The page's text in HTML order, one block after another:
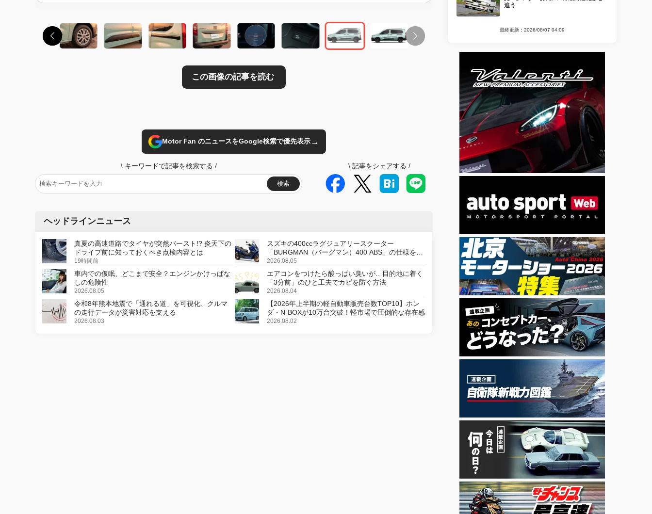
Motor Fan のニュースをGoogle検索で優先表示→
\ キーワードで記事を検索する /
検索
\ 記事をシェアする /
ヘッドラインニュース
真夏の高速道路でタイヤが突然バースト!? 炎天下の
ドライブ前に知っておくべき点検内容とは
19時間前
スズキの400ccラグジュアリースクーター
「BURGMAN（バーグマン）400 ABS」の仕様を変
更し、8月18日に発売
2026.08.05
車内での仮眠、どこまで安全？エンジンかけっぱな
しの危険性
2026.08.05
エアコンをつけたら酸っぱい臭いが…目的地に着く
「3分前」のひと工夫でカビを防ぐ方法
2026.08.04
令和8年熊本地震で「通れる道」を可視化、クルマ
の走行データが災害対応を支える
2026.08.03
【2026年上半期の軽自動車販売台数TOP10】ホン
ダ・N-BOXが10万台突破！軽市場で圧倒的な存在感
2026.08.02
追う
最終更新：2026/08/07 04:09